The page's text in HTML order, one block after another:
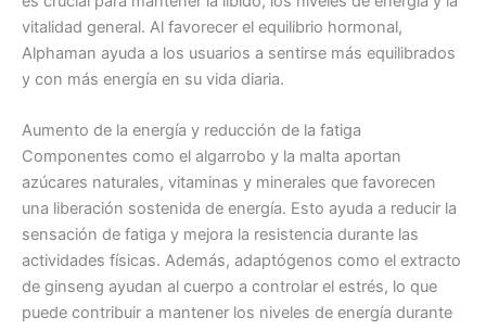
vitalidad general. Al favorecer el equilibrio hormonal,
Alphaman ayuda a los usuarios a sentirse más equilibrados
y con más energía en su vida diaria.
Aumento de la energía y reducción de la fatiga
Componentes como el algarrobo y la malta aportan
azúcares naturales, vitaminas y minerales que favorecen
una liberación sostenida de energía. Esto ayuda a reducir la
sensación de fatiga y mejora la resistencia durante las
actividades físicas. Además, adaptógenos como el extracto
de ginseng ayudan al cuerpo a controlar el estrés, lo que
puede contribuir a mantener los niveles de energía durante